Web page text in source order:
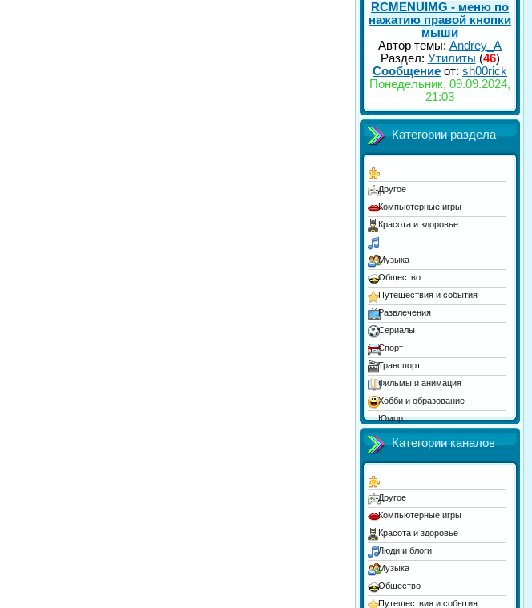
RCMENUIMG - меню по
нажатию правой кнопки
мыши
Автор темы: Andrey_A
Раздел: Утилиты (46)
Сообщение от: sh00rick
Понедельник, 09.09.2024,
21:03
Категории раздела
Другое
Компьютерные игры
Красота и здоровье
Люди и блоги
Музыка
Общество
Путешествия и события
Развлечения
Сериалы
Спорт
Транспорт
Фильмы и анимация
Хобби и образование
Юмор
Категории каналов
Другое
Компьютерные игры
Красота и здоровье
Люди и блоги
Музыка
Общество
Путешествия и события